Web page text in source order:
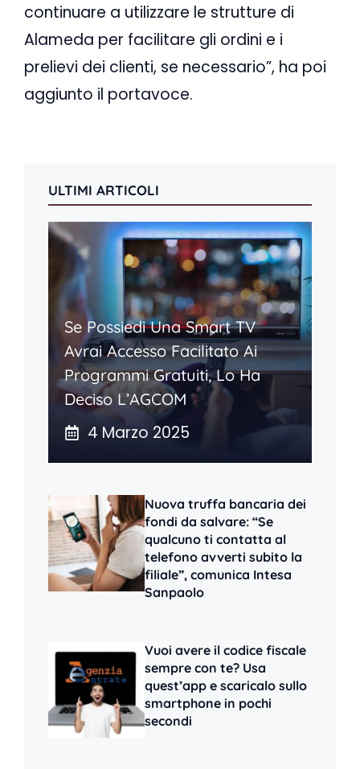
continuare a utilizzare le strutture di
Alameda per facilitare gli ordini e i
prelievi dei clienti, se necessario”, ha poi
aggiunto il portavoce.
ULTIMI ARTICOLI
Se Possiedi Una Smart TV
Avrai Accesso Facilitato Ai
Programmi Gratuiti, Lo Ha
Deciso L’AGCOM
4 Marzo 2025
Nuova truffa bancaria dei
fondi da salvare: “Se
qualcuno ti contatta al
telefono avverti subito la
filiale”, comunica Intesa
Sanpaolo
Vuoi avere il codice fiscale
sempre con te? Usa
quest’app e scaricalo sullo
smartphone in pochi
secondi